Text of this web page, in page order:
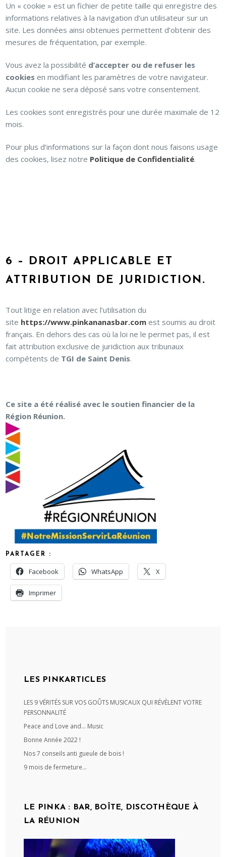
Un « cookie » est un fichier de petite taille qui enregistre des
informations relatives à la navigation d’un utilisateur sur un
site. Les données ainsi obtenues permettent d’obtenir des
mesures de fréquentation, par exemple.
Vous avez la possibilité d’accepter ou de refuser les
cookies en modifiant les paramètres de votre navigateur.
Aucun cookie ne sera déposé sans votre consentement.
Les cookies sont enregistrés pour une durée maximale de 12
mois.
Pour plus d’informations sur la façon dont nous faisons usage
des cookies, lisez notre Politique de Confidentialité.
6 – DROIT APPLICABLE ET
ATTRIBUTION DE JURIDICTION.
Tout litige en relation avec l’utilisation du
site https://www.pinkananasbar.com est soumis au droit
français. En dehors des cas où la loi ne le permet pas, il est
fait attribution exclusive de juridiction aux tribunaux
compétents de TGI de Saint Denis.
Ce site a été réalisé avec le soutien financier de la
Région Réunion.
PARTAGER :
Facebook WhatsApp X
Imprimer
LES PINKARTICLES
LES 9 VÉRITÉS SUR VOS GOÛTS MUSICAUX QUI RÉVÈLENT VOTRE
PERSONNALITÉ
Peace and Love and… Music
Bonne Année 2022 !
Nos 7 conseils anti gueule de bois !
9 mois de fermeture…
LE PINKA : BAR, BOÎTE, DISCOTHÈQUE À
LA RÉUNION